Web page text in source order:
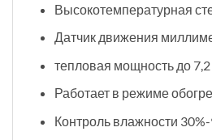
Высокотемпературная
Датчик движения
тепловая мощность до 7,2
Работает в режиме
Контроль влажности